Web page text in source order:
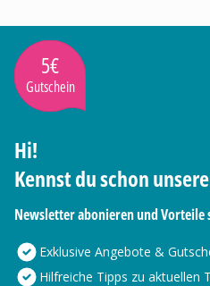
5€
Gutschein
Hi!
Kennst du schon
Newsletter abonieren und Vorteile
Exklusive Angebote &
Hilfreiche Tipps zu aktuellen